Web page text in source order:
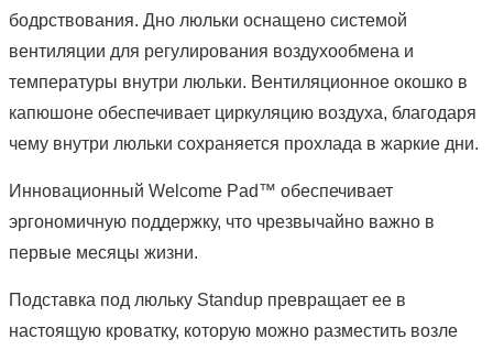
бодрствования. Дно люльки оснащено системой
вентиляции для регулирования воздухообмена и
температуры внутри люльки. Вентиляционное окошко в
капюшоне обеспечивает циркуляцию воздуха, благодаря
чему внутри люльки сохраняется прохлада в жаркие дни.
Инновационный Welcome Pad™ обеспечивает
эргономичную поддержку, что чрезвычайно важно в
первые месяцы жизни.
Подставка под люльку Standup превращает ее в
настоящую кроватку, которую можно разместить возле